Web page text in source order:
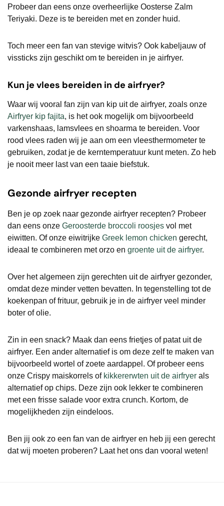
Probeer dan eens onze overheerlijke Oosterse Zalm
Teriyaki. Deze is te bereiden met en zonder huid.
Toch meer een fan van stevige witvis? Ook kabeljauw of
vissticks zijn geschikt om te bereiden in je airfryer.
Kun je vlees bereiden in de airfryer?
Waar wij vooral fan zijn van kip uit de airfryer, zoals onze
Airfryer kip fajita, is het ook mogelijk om bijvoorbeeld
varkenshaas, lamsvlees en shoarma te bereiden. Voor
rood vlees raden wij je aan om een vleesthermometer te
gebruiken, zodat je de kerntemperatuur kunt meten. Zo heb
je nooit meer last van een taaie biefstuk.
Gezonde airfryer recepten
Ben je op zoek naar gezonde airfryer recepten? Probeer
dan eens onze Geroosterde broccoli roosjes vol met
eiwitten. Of onze eiwitrijke Greek lemon chicken gerecht,
ideaal te combineren met orzo en groente uit de airfryer.
Over het algemeen zijn gerechten uit de airfryer gezonder,
omdat deze minder vetten bevatten. In tegenstelling tot de
koekenpan of frituur, gebruik je in de airfryer veel minder
boter of olie.
Zin in een snack? Maak dan eens frietjes of patat uit de
airfryer. Een ander alternatief is om deze zelf te maken van
bijvoorbeeld wortel of zoete aardappel. Of probeer eens
onze Crispy maiskorrels of kikkererwten uit de airfryer als
alternatief op chips. Deze zijn ook lekker te combineren
met een frisse salade voor extra crunch. Kortom, de
mogelijkheden zijn eindeloos.
Ben jij ook zo een fan van de airfryer en heb jij een gerecht
dat wij moeten proberen? Laat het ons dan vooral weten!